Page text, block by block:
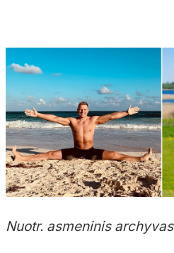
Nuotr. asmeninis archyvas